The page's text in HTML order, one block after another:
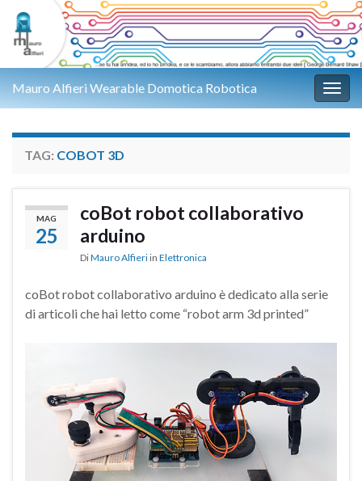
Mauro Alfieri Wearable Domotica Robotica
TAG: COBOT 3D
MAG
25
coBot robot collaborativo
arduino
DiMauro Alfieri in Elettronica
coBot robot collaborativo arduino è dedicato alla serie
di articoli che hai letto come “robot arm 3d printed”